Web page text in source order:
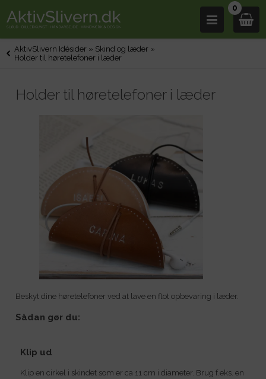
0
AktivSlivern Idésider » Skind og læder »
Holder til høretelefoner i læder
Holder til høretelefoner i læder
Beskyt dine høretelefoner ved at lave en flot opbevaring i læder.
Sådan gør du:
Klip ud
Klip en cirkel i skindet som er ca 11 cm i diameter. Brug f.eks. en